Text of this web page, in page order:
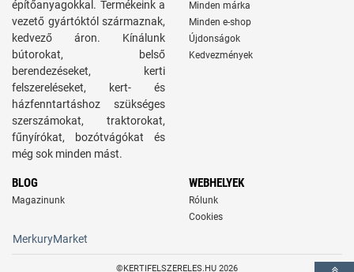
építőanyagokkal. Termékeink a
vezető gyártóktól származnak,
kedvező áron. Kínálunk
bútorokat, belső
berendezéseket, kerti
felszereléseket, kert- és
házfenntartáshoz szükséges
szerszámokat, traktorokat,
fűnyírókat, bozótvágókat és
még sok minden mást.
Minden márka
Minden e-shop
Újdonságok
Kedvezmények
BLOG
Magazinunk
WEBHELYEK
Rólunk
Cookies
MerkuryMarket
©KERTIFELSZERELES.HU 2026